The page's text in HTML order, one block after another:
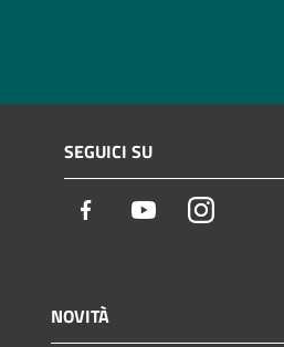
SEGUICI SU
Facebook YoutubeInstagram
NOVITÀ